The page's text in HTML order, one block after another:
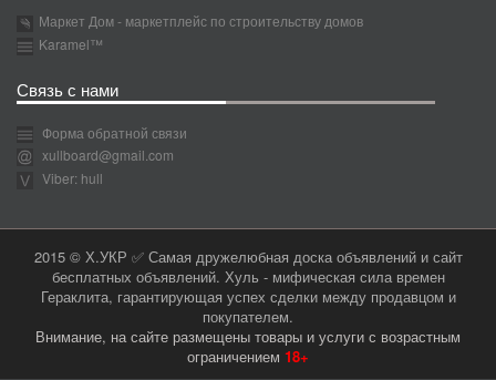
Маркет Дом - маркетплейс по строительству домов
Karamel™
Связь с нами
Форма обратной связи
xullboard@gmail.com
Viber: hull
2015 © Х.УКР ✅ Самая дружелюбная доска объявлений и сайт
бесплатных объявлений. Хуль - мифическая сила времен
Гераклита, гарантирующая успех сделки между продавцом и
покупателем.
Внимание, на сайте размещены товары и услуги с возрастным
ограничением 18+